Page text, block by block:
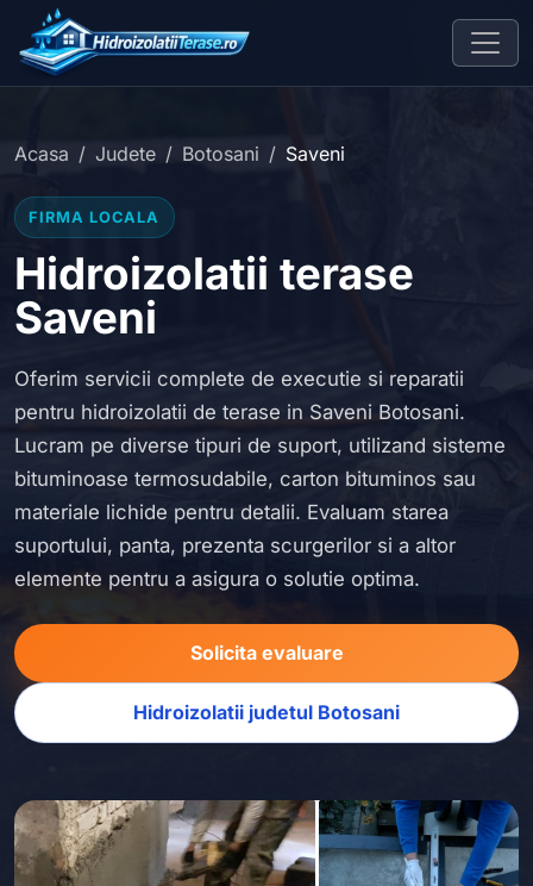
Acasa Judete Botosani Saveni
FIRMA LOCALA
Hidroizolatii terase
Saveni
Oferim servicii complete de executie si reparatii
pentru hidroizolatii de terase in Saveni Botosani.
Lucram pe diverse tipuri de suport, utilizand sisteme
bituminoase termosudabile, carton bituminos sau
materiale lichide pentru detalii. Evaluam starea
suportului, panta, prezenta scurgerilor si a altor
elemente pentru a asigura o solutie optima.
Solicita evaluare
Hidroizolatii judetul Botosani